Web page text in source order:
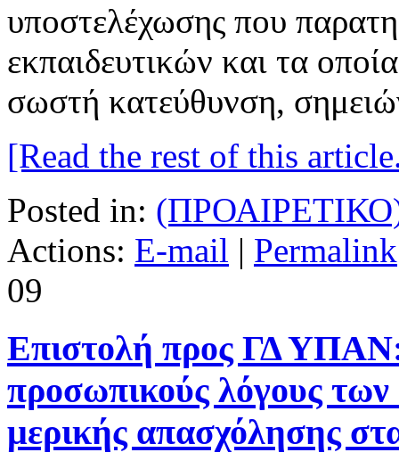
υποστελέχωσης που
εκπαιδευτικών και τα
σωστή κατεύθυνση,
[Read the rest of this
Posted in:
Actions: E-mail | Permalink
09
Επιστολή προς ΓΔ ΥΠΑΝ:
προσωπικούς λόγους
μερικής απασχόλησης